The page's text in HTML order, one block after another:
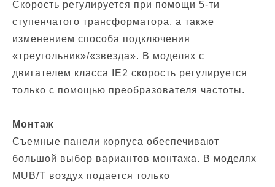
Скорость регулируется при помощи 5-ти
ступенчатого трансформатора, а также
изменением способа подключения
«треугольник»/«звезда». В моделях с
двигателем класса IE2 скорость регулируется
только с помощью преобразователя частоты.
Монтаж
Съемные панели корпуса обеспечивают
большой выбор вариантов монтажа. В моделях
MUB/T воздух подается только